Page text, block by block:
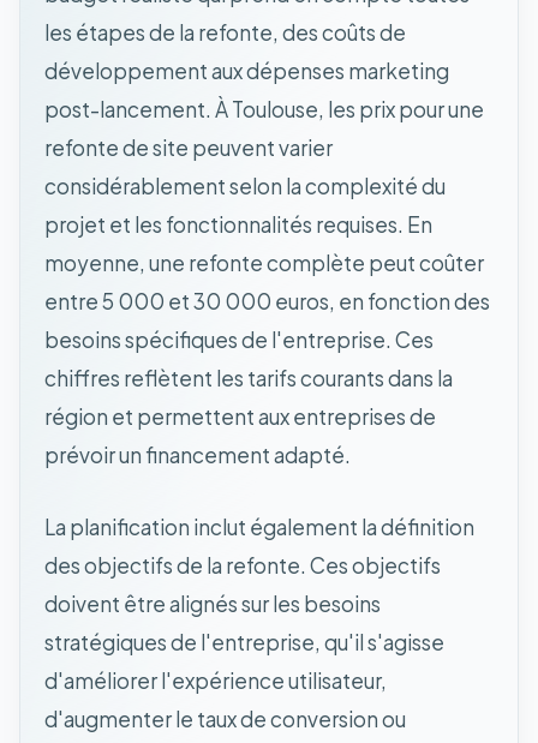
les étapes de la refonte, des coûts de
développement aux dépenses marketing
post-lancement. À Toulouse, les prix pour une
refonte de site peuvent varier
considérablement selon la complexité du
projet et les fonctionnalités requises. En
moyenne, une refonte complète peut coûter
entre 5 000 et 30 000 euros, en fonction des
besoins spécifiques de l'entreprise. Ces
chiffres reflètent les tarifs courants dans la
région et permettent aux entreprises de
prévoir un financement adapté.
La planification inclut également la définition
des objectifs de la refonte. Ces objectifs
doivent être alignés sur les besoins
stratégiques de l'entreprise, qu'il s'agisse
d'améliorer l'expérience utilisateur,
d'augmenter le taux de conversion ou